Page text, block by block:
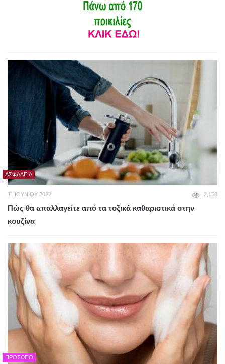
ΑΣΦΆΛΕΙΑ
11 ΙΟΥΝΊΟΥ 2022 2,158
Πώς θα απαλλαγείτε από τα τοξικά καθαριστικά στην
κουζίνα
ΠΡΌΣΩΠΟ